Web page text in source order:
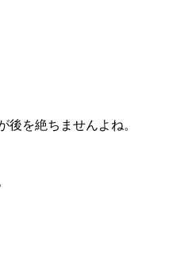
を絶ちませんよね。